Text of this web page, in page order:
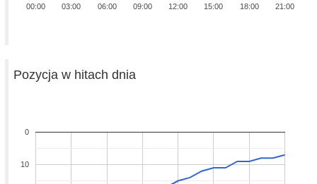
00:00 03:00 06:00 09:00 12:00 15:00 18:00 21:00
Pozycja w hitach dnia
0
10